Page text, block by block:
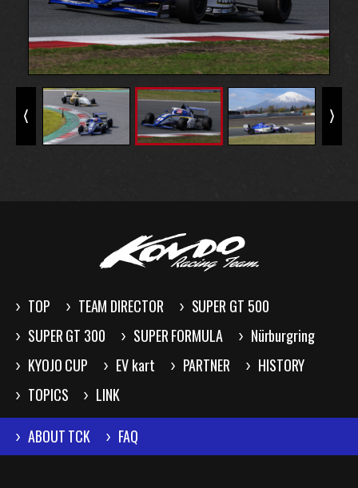
TOP TEAM DIRECTOR
SUPER GT 500
SUPER GT 300
SUPER FORMULA
Nürburgring
KYOJO CUP
EV kart PARTNER
HISTORY
TOPICS
LINK
ABOUT TCK
FAQ